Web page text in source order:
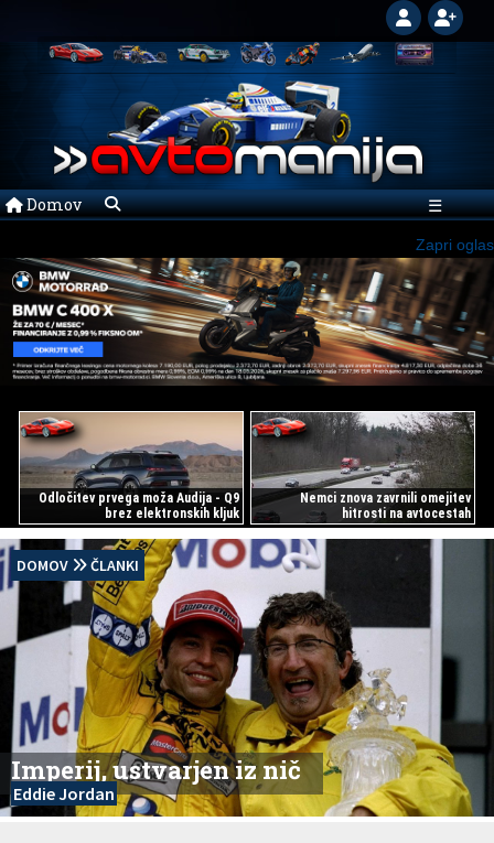
Domov ☰
Zapri oglas
Odločitev prvega moža Audija - Q9
brez elektronskih kljuk
Nemci znova zavrnili omejitev
hitrosti na avtocestah
DOMOV ČLANKI
Imperij, ustvarjen iz nič
Eddie Jordan